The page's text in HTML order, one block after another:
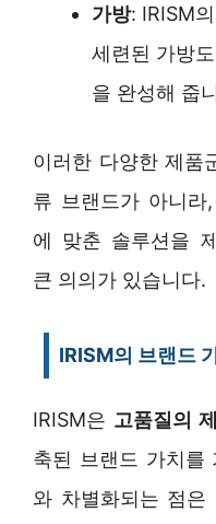
가방: IRISM
세련된 가방
을 완성해 줍
이러한 다양한 제품
류 브랜드가 아니라
에 맞춘 솔루션을
큰 의의가 있습니다.
IRISM의 브랜드
IRISM은 고품질의
축된 브랜드 가치를
와 차별화되는 점은